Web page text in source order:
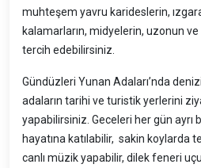
muhteşem yavru karideslerin,
kalamarların, midyelerin, uzonun ve
tercih edebilirsiniz.
Gündüzleri Yunan Adaları’nda
adaların tarihi ve turistik yerlerini
yapabilirsiniz. Geceleri her gün ayrı
hayatına katılabilir, sakin koylarda
canlı müzik yapabilir, dilek feneri